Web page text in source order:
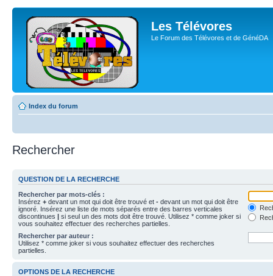
Les Télévores
Le Forum des Télévores et de GénéDA
Index du forum
Rechercher
QUESTION DE LA RECHERCHE
Rechercher par mots-clés :
Insérez + devant un mot qui doit être trouvé et - devant un mot qui doit être
ignoré. Insérez une liste de mots séparés entre des barres verticales
discontinues | si seul un des mots doit être trouvé. Utilisez * comme joker si
vous souhaitez effectuer des recherches partielles.
Rechercher par auteur :
Utilisez * comme joker si vous souhaitez effectuer des recherches
partielles.
OPTIONS DE LA RECHERCHE